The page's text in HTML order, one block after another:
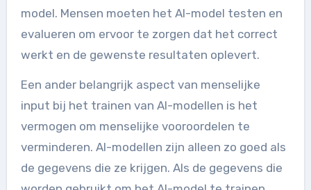
model. Mensen moeten het AI-model testen en
evalueren om ervoor te zorgen dat het correct
werkt en de gewenste resultaten oplevert.
Een ander belangrijk aspect van menselijke
input bij het trainen van AI-modellen is het
vermogen om menselijke vooroordelen te
verminderen. AI-modellen zijn alleen zo goed als
de gegevens die ze krijgen. Als de gegevens die